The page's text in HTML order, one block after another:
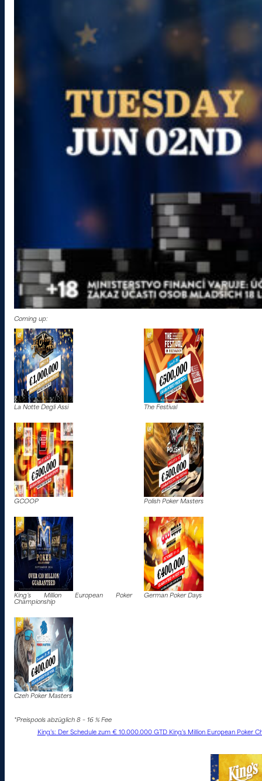
Coming up:
La Notte Degli Assi The Festival
GCOOP Polish Poker Masters
King’s Million European Poker
Championship
German Poker Days
Czeh Poker Masters
*Preispools abzüglich 8 – 16 % Fee
King’s: Der Schedule zum € 10.000.000 GTD King’s Million European Poker